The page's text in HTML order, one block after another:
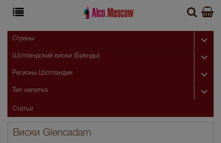
Виски Glencadam
Страны
Шотландский виски (Бренды)
Регионы Шотландии
Тип напитка
Статьи